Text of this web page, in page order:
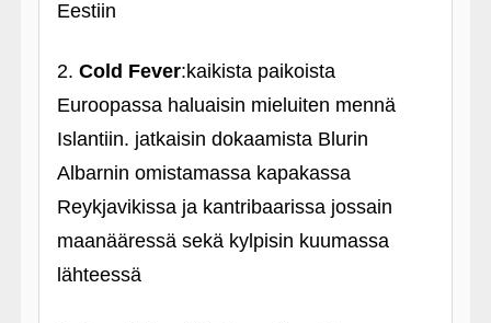
Eestiin
2. Cold Fever:kaikista paikoista
Euroopassa haluaisin mieluiten mennä
Islantiin. jatkaisin dokaamista Blurin
Albarnin omistamassa kapakassa
Reykjavikissa ja kantribaarissa jossain
maanääressä sekä kylpisin kuumassa
lähteessä